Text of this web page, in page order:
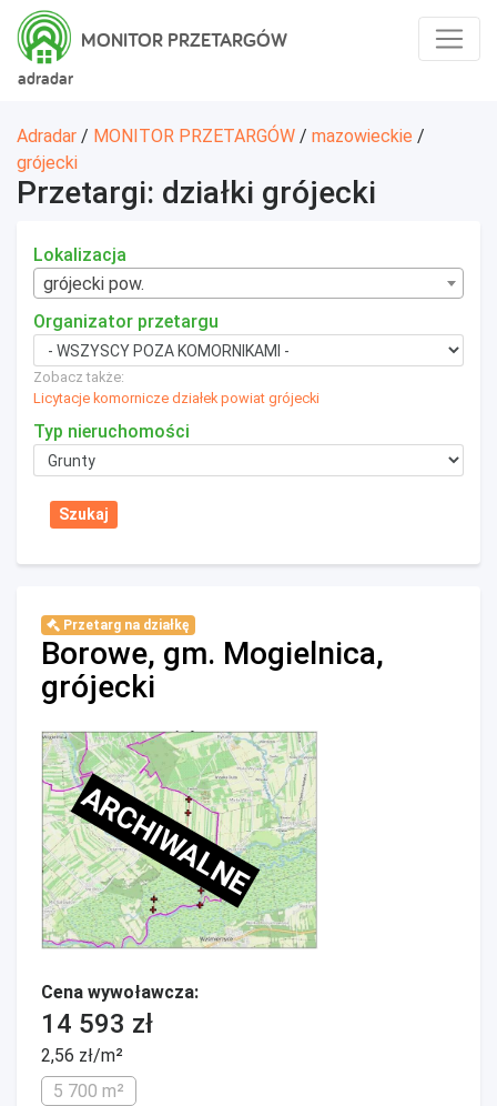
adradar
MONITOR PRZETARGÓW
Adradar / MONITOR PRZETARGÓW / mazowieckie /
grójecki
Przetargi: działki grójecki
Lokalizacja
grójecki pow.
Organizator przetargu
Zobacz także:
Licytacje komornicze działek powiat grójecki
Typ nieruchomości
Przetarg na działkę
Borowe, gm. Mogielnica,
grójecki
ARCHIWALNE
Cena wywoławcza:
14 593 zł
2,56 zł/m²
5 700 m²